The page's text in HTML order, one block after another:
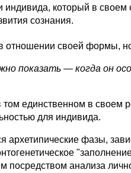
индивида, который в своем
сознания.
отношении своей формы,
показать — когда он
единственном в своем
для индивида.
фазы,
анализа